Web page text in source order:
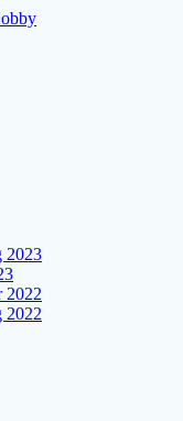
2023
2022
2022